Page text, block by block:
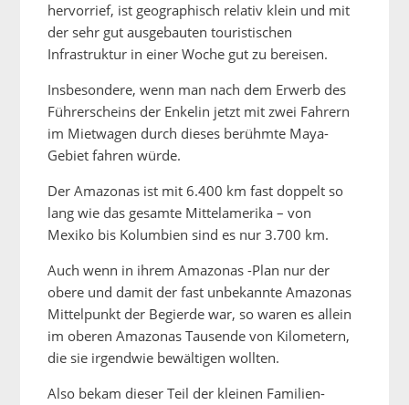
hervorrief, ist geographisch relativ klein und mit
der sehr gut ausgebauten touristischen
Infrastruktur in einer Woche gut zu bereisen.
Insbesondere, wenn man nach dem Erwerb des
Führerscheins der Enkelin jetzt mit zwei Fahrern
im Mietwagen durch dieses berühmte Maya-
Gebiet fahren würde.
Der Amazonas ist mit 6.400 km fast doppelt so
lang wie das gesamte Mittelamerika – von
Mexiko bis Kolumbien sind es nur 3.700 km.
Auch wenn in ihrem Amazonas -Plan nur der
obere und damit der fast unbekannte Amazonas
Mittelpunkt der Begierde war, so waren es allein
im oberen Amazonas Tausende von Kilometern,
die sie irgendwie bewältigen wollten.
Also bekam dieser Teil der kleinen Familien-